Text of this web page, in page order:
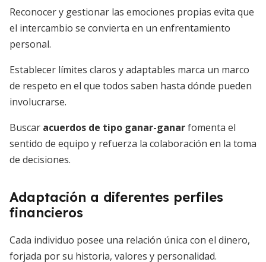
Reconocer y gestionar las emociones propias evita que
el intercambio se convierta en un enfrentamiento
personal.
Establecer límites claros y adaptables marca un marco
de respeto en el que todos saben hasta dónde pueden
involucrarse.
Buscar acuerdos de tipo ganar-ganarfomenta el
sentido de equipo y refuerza la colaboración en la toma
de decisiones.
Adaptación a diferentes perfiles
financieros
Cada individuo posee una relación única con el dinero,
forjada por su historia, valores y personalidad.